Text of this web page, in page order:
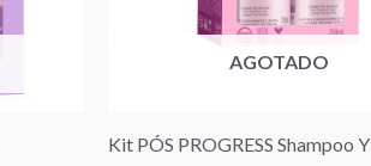
AGOTADO
Kit PÓS PROGRESS Shampoo Y